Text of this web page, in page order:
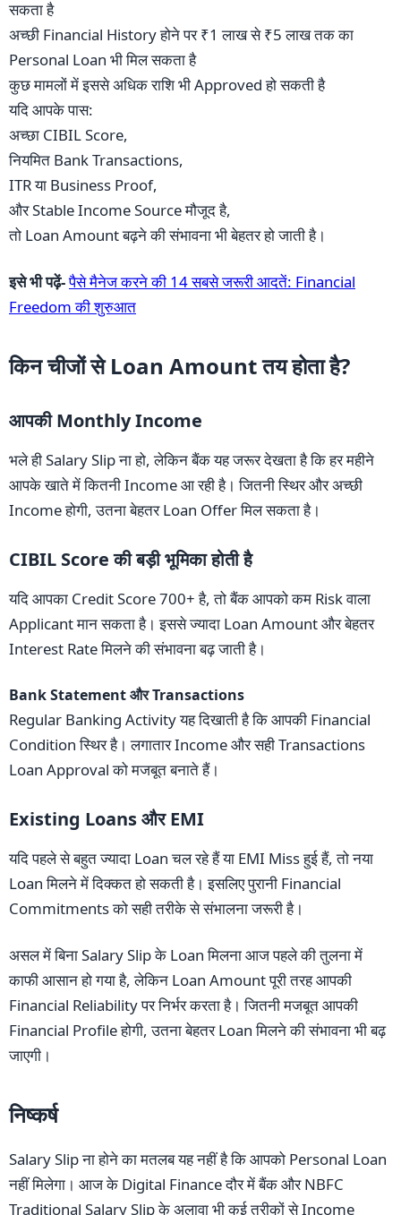
सकता है
अच्छी Financial History होने पर ₹1 लाख से ₹5 लाख तक का
Personal Loan भी मिल सकता है
कुछ मामलों में इससे अधिक राशि भी Approved हो सकती है
यदि आपके पास:
अच्छा CIBIL Score,
नियमित Bank Transactions,
ITR या Business Proof,
और Stable Income Source मौजूद है,
तो Loan Amount बढ़ने की संभावना भी बेहतर हो जाती है।
इसे भी पढ़ें-पैसे मैनेज करने की 14 सबसे जरूरी आदतें: Financial
Freedom की शुरुआत
किन चीजों से Loan Amount तय होता है?
आपकी Monthly Income
भले ही Salary Slip ना हो, लेकिन बैंक यह जरूर देखता है कि हर महीने
आपके खाते में कितनी Income आ रही है। जितनी स्थिर और अच्छी
Income होगी, उतना बेहतर Loan Offer मिल सकता है।
CIBIL Score की बड़ी भूमिका होती है
यदि आपका Credit Score 700+ है, तो बैंक आपको कम Risk वाला
Applicant मान सकता है। इससे ज्यादा Loan Amount और बेहतर
Interest Rate मिलने की संभावना बढ़ जाती है।
Bank Statement और Transactions
Regular Banking Activity यह दिखाती है कि आपकी Financial
Condition स्थिर है। लगातार Income और सही Transactions
Loan Approval को मजबूत बनाते हैं।
Existing Loans और EMI
यदि पहले से बहुत ज्यादा Loan चल रहे हैं या EMI Miss हुई हैं, तो नया
Loan मिलने में दिक्कत हो सकती है। इसलिए पुरानी Financial
Commitments को सही तरीके से संभालना जरूरी है।
असल में बिना Salary Slip के Loan मिलना आज पहले की तुलना में
काफी आसान हो गया है, लेकिन Loan Amount पूरी तरह आपकी
Financial Reliability पर निर्भर करता है। जितनी मजबूत आपकी
Financial Profile होगी, उतना बेहतर Loan मिलने की संभावना भी बढ़
जाएगी।
निष्कर्ष
Salary Slip ना होने का मतलब यह नहीं है कि आपको Personal Loan
नहीं मिलेगा। आज के Digital Finance दौर में बैंक और NBFC
Traditional Salary Slip के अलावा भी कई तरीकों से Income